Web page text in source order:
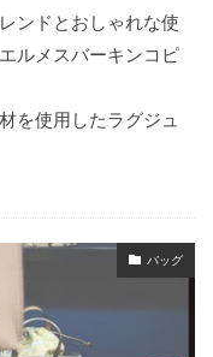
ンドとおしゃれな使
ルメスバーキンコピ
を使用したラグジュ
バッグ